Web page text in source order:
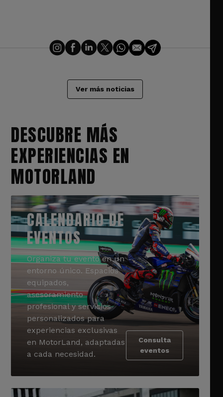
Ver más noticias
DESCUBRE MÁS
EXPERIENCIAS EN
MOTORLAND
CALENDARIO DE
EVENTOS
Organiza tu evento en un
entorno único. Espacios
equipados,
asesoramiento
profesional y servicios
personalizados para
experiencias exclusivas
en MotorLand, adaptadas
a cada necesidad.
Consulta
eventos